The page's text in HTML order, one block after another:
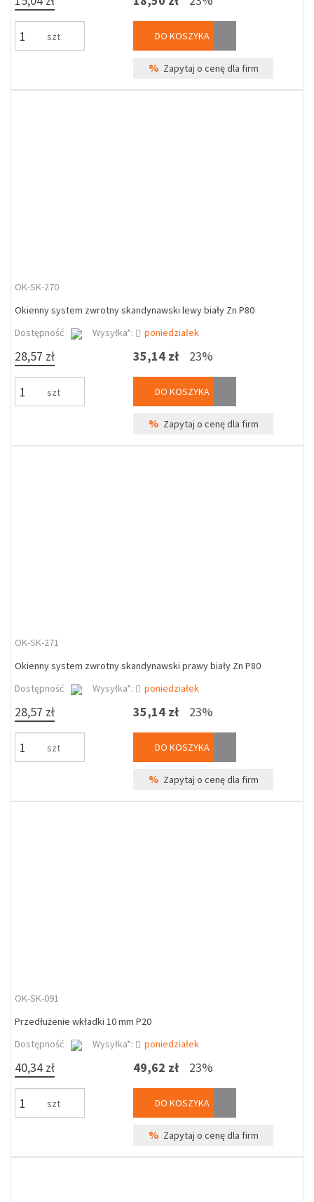
szt DO KOSZYKA
% Zapytaj o cenę dla firm
OK-SK-270
Okienny system zwrotny skandynawski lewy biały Zn P80
Dostępność
Wysyłka*: poniedziałek
28,57 zł
szt
35,14 zł 23%
DO KOSZYKA
% Zapytaj o cenę dla firm
OK-SK-271
Okienny system zwrotny skandynawski prawy biały Zn P80
Dostępność
Wysyłka*: poniedziałek
28,57 zł
szt
35,14 zł 23%
DO KOSZYKA
% Zapytaj o cenę dla firm
OK-SK-091
Przedłużenie wkładki 10 mm P20
Dostępność
Wysyłka*: poniedziałek
40,34 zł
szt
49,62 zł 23%
DO KOSZYKA
% Zapytaj o cenę dla firm